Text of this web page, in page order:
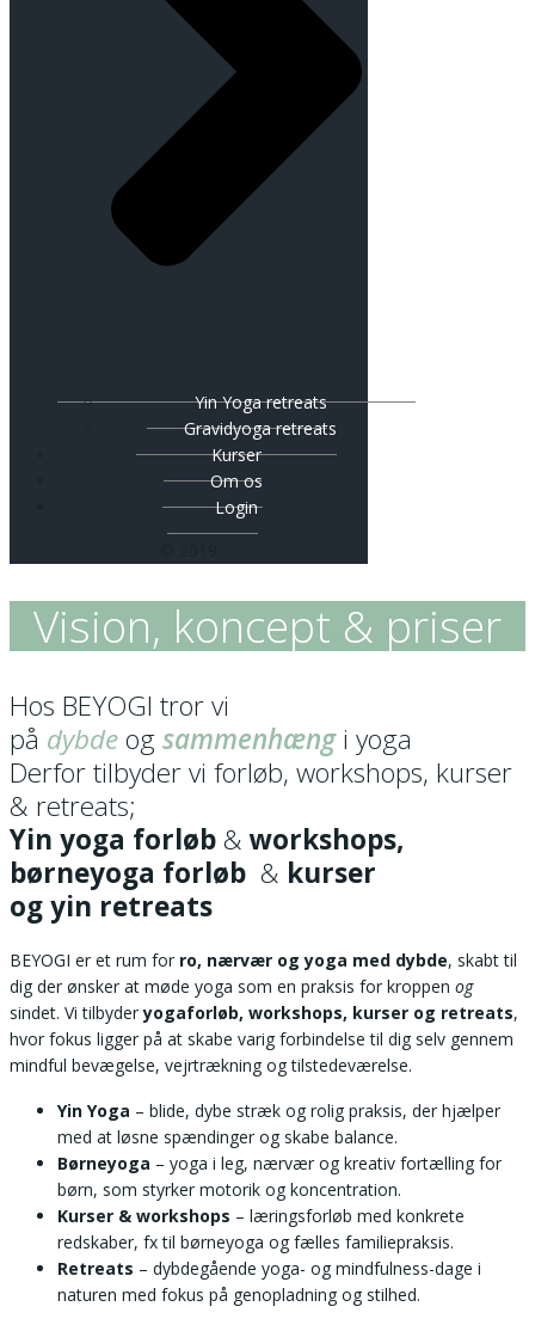
Yin Yoga retreats
Gravidyoga retreats
Kurser
Om os
Login
Vision, koncept & priser
Hos BEYOGI tror vi
på dybdeogsammenhængi yoga
Derfor tilbyder vi forløb, workshops, kurser
& retreats;
Yin yoga forløb&workshops,
børneyoga forløb & kurser
og yin retreats
BEYOGI er et rum for ro, nærvær og yoga med dybde, skabt til
dig der ønsker at møde yoga som en praksis for kroppen og
sindet. Vi tilbyderyogaforløb, workshops, kurser og retreats,
hvor fokus ligger på at skabe varig forbindelse til dig selv gennem
mindful bevægelse, vejrtrækning og tilstedeværelse.
Yin Yoga – blide, dybe stræk og rolig praksis, der hjælper
med at løsne spændinger og skabe balance.
Børneyoga – yoga i leg, nærvær og kreativ fortælling for
børn, som styrker motorik og koncentration.
Kurser & workshops – læringsforløb med konkrete
redskaber, fx til børneyoga og fælles familiepraksis.
Retreats – dybdegående yoga- og mindfulness-dage i
naturen med fokus på genopladning og stilhed.